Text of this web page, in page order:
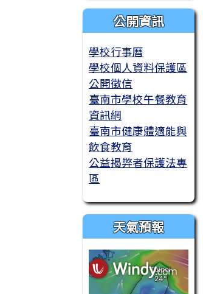
公開資訊
學校行事曆
學校個人資料保護區
公開徵信
臺南市學校午餐教育
資訊網
臺南市健康體適能與
飲食教育
公益揭弊者保護法專
區
天氣預報